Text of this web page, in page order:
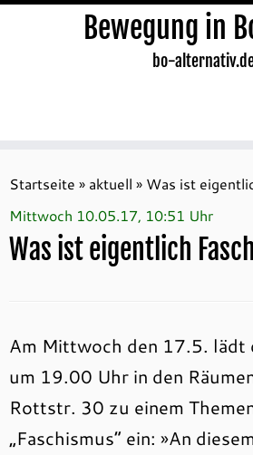
Inhalt
springen
Bewegung in
bo-
Startseite » aktuell » Was ist
Mittwoch 10.05.17, 10:51 Uhr
Was ist eigentlich
Am Mittwoch den 17.5. lädt
um 19.00 Uhr in den
Rottstr. 30 zu einem
„Faschismus“ ein: »An